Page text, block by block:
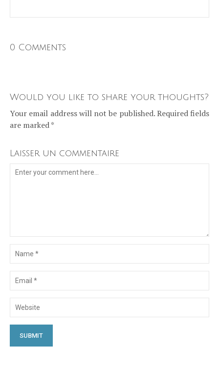
0 Comments
Would you like to share your thoughts?
Your email address will not be published. Required fields
are marked *
Laisser un commentaire